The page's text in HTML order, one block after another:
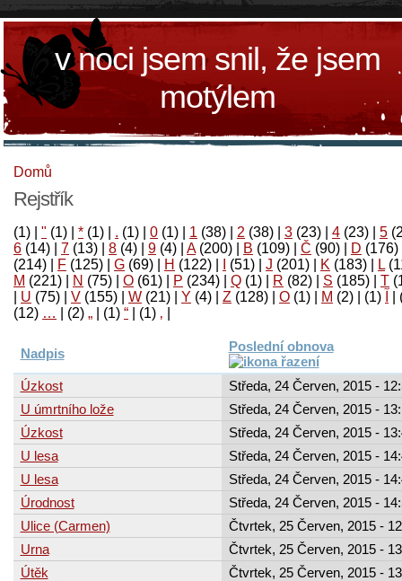
v noci jsem snil, že jsem
motýlem
Domů
Rejstřík
(1) " (1) * (1) . (1) 0 (1) 1 (38) 2 (38) 3 (23) 4 (23) 5
6 (14) 7 (13) 8 (4) 9 (4) A(200) B (109) Č (90) D (176)
(214)
F (125) G (69) H (122) (51) J (201) K (183) L
M (221) N (75) O (61) P (234) Q (1) R (82) S (185) T
U (75) V (155) W (21) Y (4) Z (128) Ο (1) М (2)
(1)
‚
(1)
“
(1)
„
(2)
…
(12)
Nadpis Poslední obnova
Úzkost
Středa, 24 Červen, 2015 -
U úmrtního lože
Středa, 24 Červen, 2015 -
Úzkost
Středa, 24 Červen, 2015 -
U lesa
Středa, 24 Červen, 2015 -
U lesa
Středa, 24 Červen, 2015 -
Úrodnost
Středa, 24 Červen, 2015 -
Ulice (Carmen)
Čtvrtek, 25 Červen, 2015 -
Urna
Čtvrtek, 25 Červen, 2015 -
Útěk
Čtvrtek, 25 Červen, 2015 -